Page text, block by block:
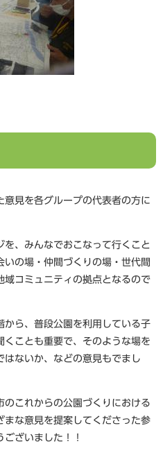
見を各グループの代表者の方に
、みんなでおこなって行くこと
の場・仲間づくりの場・世代間
コミュニティの拠点となるので
から、普段公園を利用している子
ことも重要で、そのような場を
ないか、などの意見もでまし
のこれからの公園づくりにおける
まな意見を提案してくださった参
ざいました！！